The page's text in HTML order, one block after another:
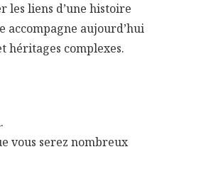
les liens d’une histoire
aujourd’hui
héritages complexes.
vous serez nombreux